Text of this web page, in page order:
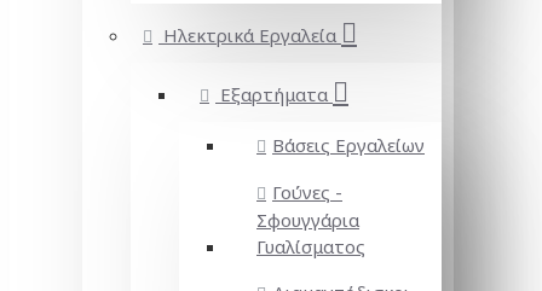
Ηλεκτρικά Εργαλεία
Εξαρτήματα
Βάσεις Εργαλείων
Γούνες -
Σφουγγάρια
Γυαλίσματος